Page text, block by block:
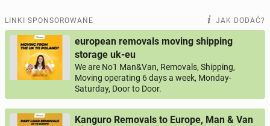
LINKI SPONSOROWANE JAK DODAĆ?
european removals moving shipping
storage uk-eu
We are No1 Man&Van, Removals, Shipping,
Moving operating 6 days a week, Monday-
Saturday, Door to Door.
Kanguro Removals to Europe, Man & Van